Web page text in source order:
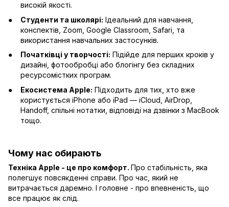
високій якості.
Студенти та школярі: Ідеальний для навчання,
конспектів, Zoom, Google Classroom, Safari, та
використання навчальних застосунків.
Початківці у творчості: Підійде для перших кроків у
дизайні, фотообробці або блогінгу без складних
ресурсомістких програм.
Екосистема Apple: Підходить для тих, хто вже
користується iPhone або iPad — iCloud, AirDrop,
Handoff, спільні нотатки, відповіді на дзвінки з MacBook
тощо.
Чому нас обирають
Техніка Apple - це про комфорт. Про стабільність, яка
полегшує повсякденні справи. Про час, який не
витрачається даремно. І головне - про впевненість, що
все працює як слід.